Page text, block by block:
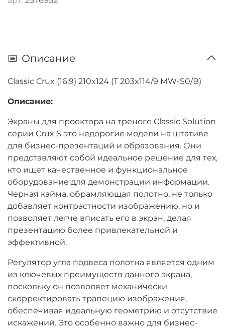
Описание
Classic Crux (16:9) 210x124 (T 203x114/9 MW-S0/B)
Описание:
Экраны для проектора на треноге Classic Solution
серии Crux S это недорогие модели на штативе
для бизнес-презентаций и образования. Они
представляют собой идеальное решение для тех,
кто ищет качественное и функциональное
оборудование для демонстрации информации.
Черная кайма, обрамляющая полотно, не только
добавляет контрастности изображению, но и
позволяет легче вписать его в экран, делая
презентацию более привлекательной и
эффективной.
Регулятор угла подвеса полотна является одним
из ключевых преимуществ данного экрана,
поскольку он позволяет механически
скорректировать трапецию изображения,
обеспечивая идеальную геометрию и отсутствие
искажений. Это особенно важно для бизнес-